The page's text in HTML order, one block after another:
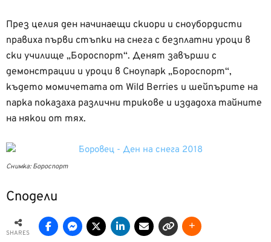
През целия ден начинаещи скиори и сноубордисти
правиха първи стъпки на снега с безплатни уроци в
ски училище „Бороспорт“. Денят завърши с
демонстрации и уроци в Сноупарк „Бороспорт“,
където момичетата от Wild Berries и шейпърите на
парка показаха различни трикове и издадоха тайните
на някои от тях.
Снимка: Бороспорт
Сподели
SHARES